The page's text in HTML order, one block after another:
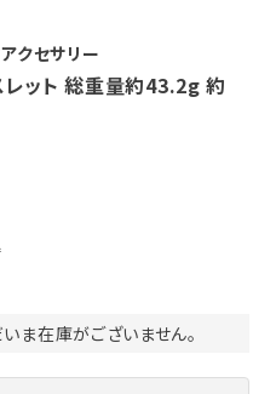
クセサリー
レット 総重量約43.2g 約
ま在庫がございません。